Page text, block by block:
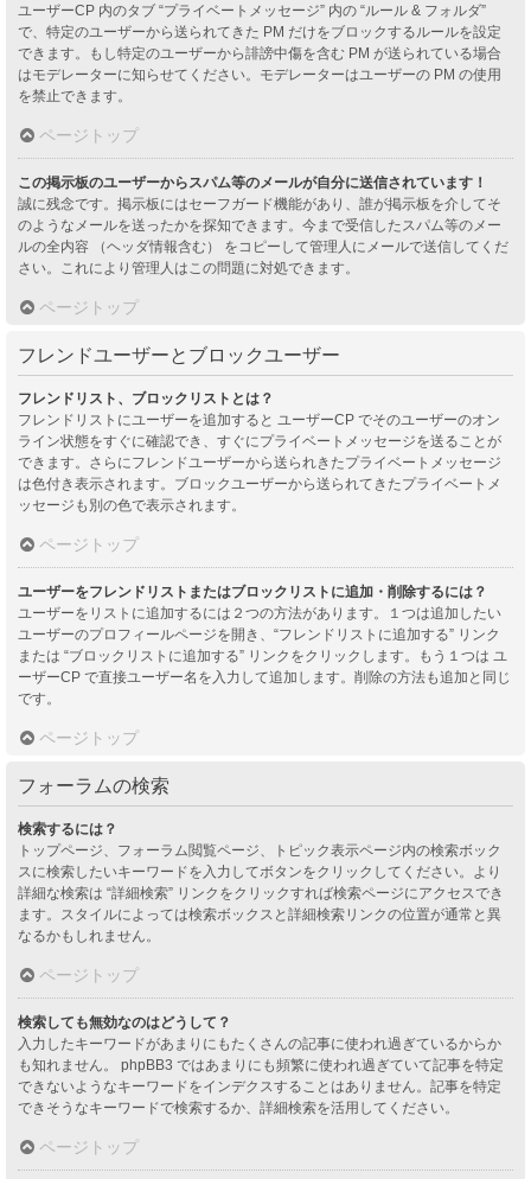
ユーザーCP 内のタブ “プライベートメッセージ” 内の “ルール & フォルダ”
で、特定のユーザーから送られてきた PM だけをブロックするルールを設定
できます。もし特定のユーザーから誹謗中傷を含む PM が送られている場合
はモデレーターに知らせてください。モデレーターはユーザーの PM の使用
を禁止できます。
ページトップ
この掲示板のユーザーからスパム等のメールが自分に送信されています！
誠に残念です。掲示板にはセーフガード機能があり、誰が掲示板を介してそ
のようなメールを送ったかを探知できます。今まで受信したスパム等のメー
ルの全内容 （ヘッダ情報含む） をコピーして管理人にメールで送信してくだ
さい。これにより管理人はこの問題に対処できます。
ページトップ
フレンドユーザーとブロックユーザー
フレンドリスト、ブロックリストとは？
フレンドリストにユーザーを追加すると ユーザーCP でそのユーザーのオン
ライン状態をすぐに確認でき、すぐにプライベートメッセージを送ることが
できます。さらにフレンドユーザーから送られきたプライベートメッセージ
は色付き表示されます。ブロックユーザーから送られてきたプライベートメ
ッセージも別の色で表示されます。
ページトップ
ユーザーをフレンドリストまたはブロックリストに追加・削除するには？
ユーザーをリストに追加するには２つの方法があります。１つは追加したい
ユーザーのプロフィールページを開き、“フレンドリストに追加する” リンク
または “ブロックリストに追加する” リンクをクリックします。もう１つは ユ
ーザーCP で直接ユーザー名を入力して追加します。削除の方法も追加と同じ
です。
ページトップ
フォーラムの検索
検索するには？
トップページ、フォーラム閲覧ページ、トピック表示ページ内の検索ボック
スに検索したいキーワードを入力してボタンをクリックしてください。より
詳細な検索は “詳細検索” リンクをクリックすれば検索ページにアクセスでき
ます。スタイルによっては検索ボックスと詳細検索リンクの位置が通常と異
なるかもしれません。
ページトップ
検索しても無効なのはどうして？
入力したキーワードがあまりにもたくさんの記事に使われ過ぎているからか
も知れません。 phpBB3 ではあまりにも頻繁に使われ過ぎていて記事を特定
できないようなキーワードをインデクスすることはありません。記事を特定
できそうなキーワードで検索するか、詳細検索を活用してください。
ページトップ